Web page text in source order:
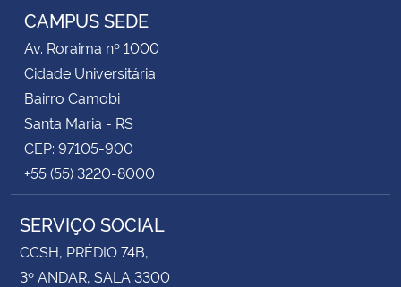
CAMPUS SEDE
Av. Roraima nº 1000
Cidade Universitária
Bairro Camobi
Santa Maria - RS
CEP: 97105-900
+55 (55) 3220-8000
SERVIÇO SOCIAL
CCSH, PRÉDIO 74B,
3º ANDAR, SALA 3300